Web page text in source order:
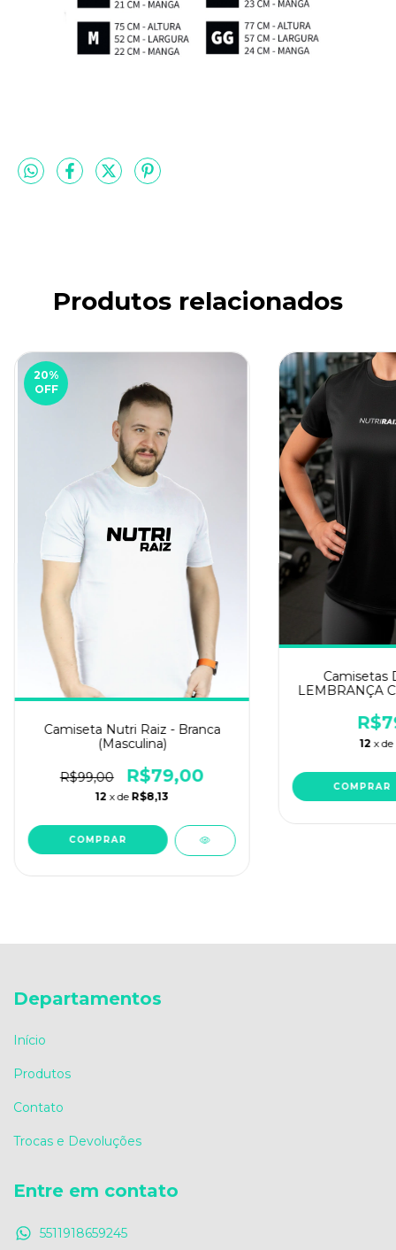
Produtos relacionados
20%
OFF
Camiseta Nutri Raiz - Branca
(Masculina)
R$99,00 R$79,00
12 x de R$8,13
COMPRAR
Camisetas
LEMBRANÇA
12 x de
COMPRAR
Departamentos
Início
Produtos
Contato
Trocas e Devoluções
Entre em contato
5511918659245